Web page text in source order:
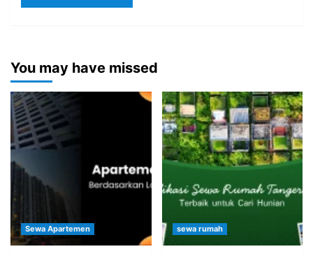
You may have missed
Sewa Apartemen sewa rumah